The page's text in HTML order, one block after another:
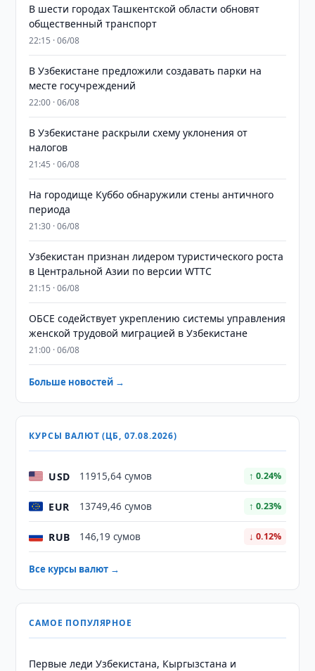
В шести городах Ташкентской области обновят
общественный транспорт
22:15 · 06/08
В Узбекистане предложили создавать парки на
месте госучреждений
22:00 · 06/08
В Узбекистане раскрыли схему уклонения от
налогов
21:45 · 06/08
На городище Куббо обнаружили стены античного
периода
21:30 · 06/08
Узбекистан признан лидером туристического роста
в Центральной Азии по версии WTTC
21:15 · 06/08
ОБСЕ содействует укреплению системы управления
женской трудовой миграцией в Узбекистане
21:00 · 06/08
Больше новостей →
КУРСЫ ВАЛЮТ (ЦБ, 07.08.2026)
USD 11915,64 сумов ↑ 0.24%
EUR 13749,46 сумов ↑ 0.23%
RUB 146,19 сумов ↓ 0.12%
Все курсы валют →
САМОЕ ПОПУЛЯРНОЕ
Первые леди Узбекистана, Кыргызстана и